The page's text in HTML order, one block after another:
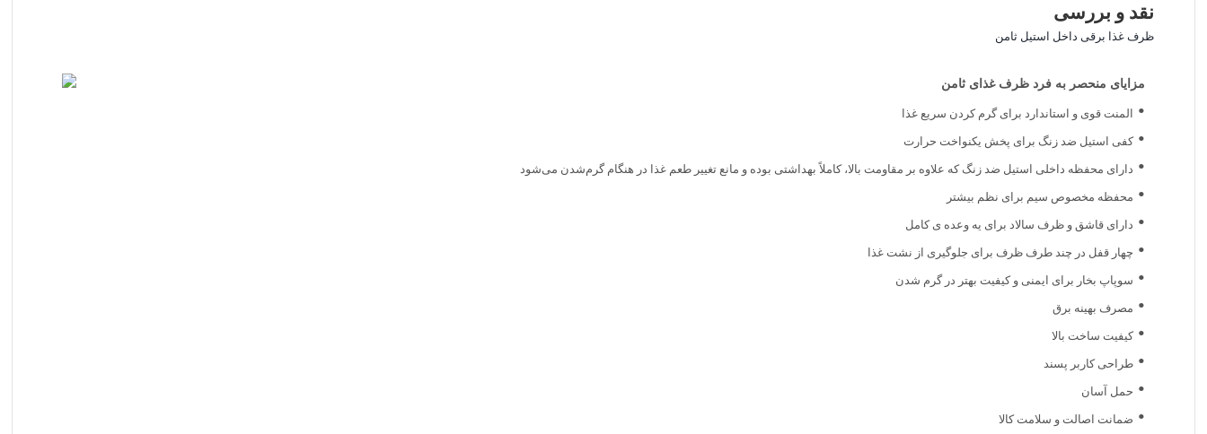
نقد و بررسی
ظرف غذا برقی داخل استیل ثامن
مزایای منحصر به فرد ظرف غذای ثامن
المنت قوی و استاندارد برای گرم کردن سریع غذا
کفی استیل ضد زنگ برای پخش یکنواخت حرارت
دارای محفظه داخلی استیل ضد زنگ که علاوه بر مقاومت بالا، کاملاً بهداشتی بوده و مانع تغییر طعم غذا در هنگام گرم‌شدن می‌شود
محفظه مخصوص سیم برای نظم بیشتر
دارای قاشق و ظرف سالاد برای یه وعده ی کامل
چهار قفل در چند طرف ظرف برای جلوگیری از نشت غذا
سوپاپ بخار برای ایمنی و کیفیت بهتر در گرم شدن
مصرف بهینه برق
کیفیت ساخت بالا
طراحی کاربر پسند
حمل آسان
ضمانت اصالت و سلامت کالا